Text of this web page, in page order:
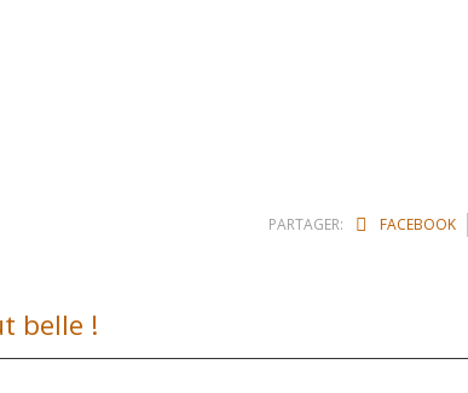
PARTAGER: FACEBOOK
belle !